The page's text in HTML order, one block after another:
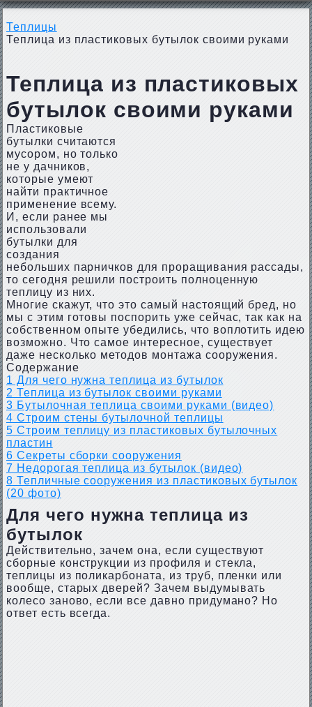
Теплицы
Теплица из пластиковых бутылок своими руками
Теплица из пластиковых
бутылок своими руками
Пластиковые
бутылки считаются
мусором, но только
не у дачников,
которые умеют
найти практичное
применение всему.
И, если ранее мы
использовали
бутылки для
создания
небольших парничков для проращивания рассады,
то сегодня решили построить полноценную
теплицу из них.
Многие скажут, что это самый настоящий бред, но
мы с этим готовы поспорить уже сейчас, так как на
собственном опыте убедились, что воплотить идею
возможно. Что самое интересное, существует
даже несколько методов монтажа сооружения.
Содержание
1 Для чего нужна теплица из бутылок
2 Теплица из бутылок своими руками
3 Бутылочная теплица своими руками (видео)
4 Строим стены бутылочной теплицы
5 Строим теплицу из пластиковых бутылочных
пластин
6 Секреты сборки сооружения
7 Недорогая теплица из бутылок (видео)
8 Тепличные сооружения из пластиковых бутылок
(20 фото)
Для чего нужна теплица из
бутылок
Действительно, зачем она, если существуют
сборные конструкции из профиля и стекла,
теплицы из поликарбоната, из труб, пленки или
вообще, старых дверей? Зачем выдумывать
колесо заново, если все давно придумано? Но
ответ есть всегда.